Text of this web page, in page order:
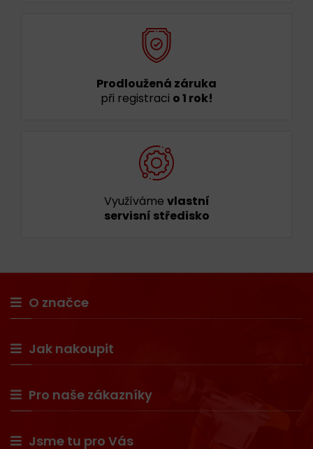
Prodloužená záruka
při registraci o 1 rok!
Využíváme vlastní
servisní středisko
O značce
Jak nakoupit
Pro naše zákazníky
Jsme tu pro Vás